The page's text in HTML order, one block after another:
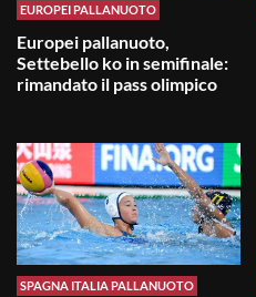
EUROPEI PALLANUOTO
Europei pallanuoto,
Settebello ko in semifinale:
rimandato il pass olimpico
SPAGNA ITALIA PALLANUOTO